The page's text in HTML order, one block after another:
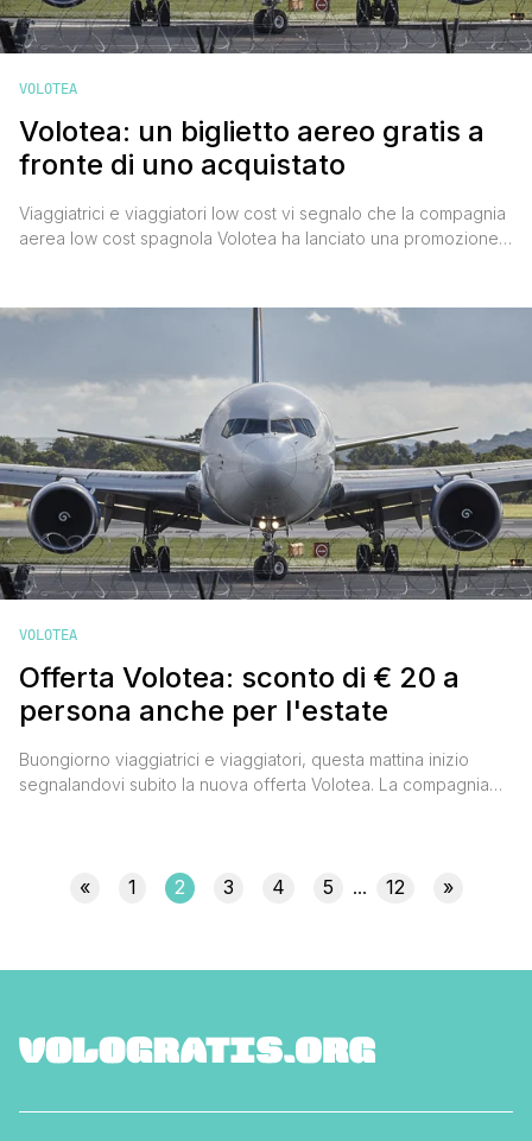
VOLOTEA
Volotea: un biglietto aereo gratis a
fronte di uno acquistato
Viaggiatrici e viaggiatori low cost vi segnalo che la compagnia
aerea low cost spagnola Volotea ha lanciato una promozione
Chi acquisterà un volo per l'estate entro domenica 19 giugno
2016, otterrà un buono sconto del valore [']
VOLOTEA
Offerta Volotea: sconto di € 20 a
persona anche per l'estate
Buongiorno viaggiatrici e viaggiatori, questa mattina inizio
segnalandovi subito la nuova offerta Volotea. La compagnia
dicembre 2016. La cosa particolarmente interessante è [']
« 1 2 3 4 5 ... 12 »